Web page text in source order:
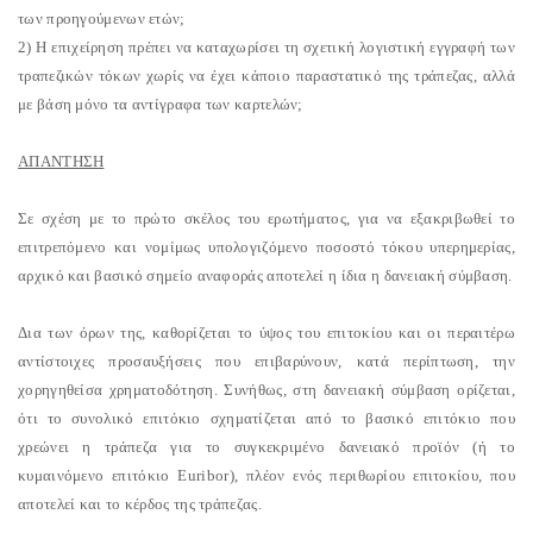
των προηγούμενων ετών;
2) Η επιχείρηση πρέπει να καταχωρίσει τη σχετική λογιστική εγγραφή των
τραπεζικών τόκων χωρίς να έχει κάποιο παραστατικό της τράπεζας, αλλά
με βάση μόνο τα αντίγραφα των καρτελών;
ΑΠΑΝΤΗΣΗ
Σε σχέση με το πρώτο σκέλος του ερωτήματος, για να εξακριβωθεί το
επιτρεπόμενο και νομίμως υπολογιζόμενο ποσοστό τόκου υπερημερίας,
αρχικό και βασικό σημείο αναφοράς αποτελεί η ίδια η δανειακή σύμβαση.
Δια των όρων της, καθορίζεται το ύψος του επιτοκίου και οι περαιτέρω
αντίστοιχες προσαυξήσεις που επιβαρύνουν, κατά περίπτωση, την
χορηγηθείσα χρηματοδότηση. Συνήθως, στη δανειακή σύμβαση ορίζεται,
ότι το συνολικό επιτόκιο σχηματίζεται από το βασικό επιτόκιο που
χρεώνει η τράπεζα για το συγκεκριμένο δανειακό προϊόν (ή το
κυμαινόμενο επιτόκιο Euribor), πλέον ενός περιθωρίου επιτοκίου, που
αποτελεί και το κέρδος της τράπεζας.